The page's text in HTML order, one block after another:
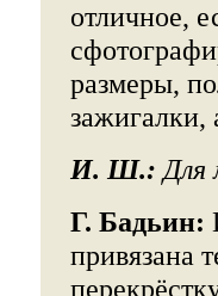
отличное,
размеры,
зажигалки,
И. Ш.: Для
Г. Бадьин:
привязана